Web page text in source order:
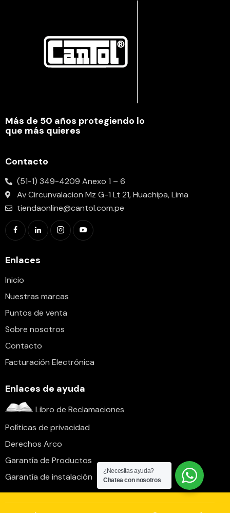
Más de 50 años protegiendo lo
que más quieres
Contacto
(51-1) 349-4209 Anexo 1 – 6
Av Circunvalacion Mz G-1 Lt 21, Huachipa, Lima
tiendaonline@cantol.com.pe
Enlaces
Inicio
Nuestras marcas
Puntos de venta
Sobre nosotros
Contacto
Facturación Electrónica
Enlaces de ayuda
Libro de Reclamaciones
Políticas de privacidad
Derechos Arco
Garantía de Productos
Garantía de instalación
¿Necesitas ayuda?
Chatea con nosotros